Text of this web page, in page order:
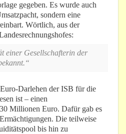
gegeben. Es wurde auch
sondern eine
Wörtlich, aus der
einer Gesellschafterin der
Darlehen der ISB für die
ist – einen
Millionen Euro. Dafür gab es
Die teilweise
bis hin zu